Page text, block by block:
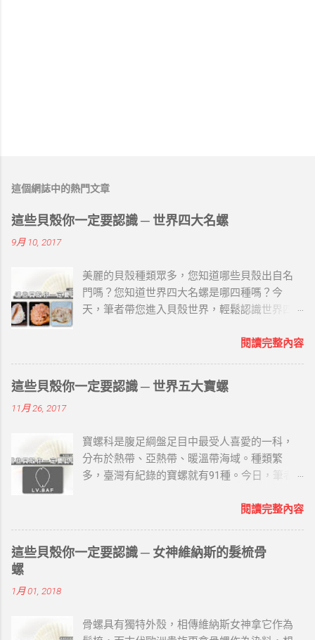
這個網誌中的熱門文章
這些貝殼你一定要認識 ─ 世界四大名螺
9月 10, 2017
美麗的貝殼種類眾多，您知道哪些貝殼出自名
門嗎？您知道世界四大名螺是哪四種嗎？今
天，筆者帶您進入貝殼世界，輕鬆認識世界四
高的觀賞性的收藏價值。以下筆者就用四字訣
海的故鄉原創工作室 （一）名螺家世 就是大法
螺、法螺，屬法螺科，也稱海神法螺，海南民
條明顯的縱脹肋。體層上的螺肋光滑、寬大而
且低平，其間有較深的螺溝及少數細肋。縫合
線深刻，各螺層在縫合線下的螺肋常呈波狀並
褶。殼表為乳白色，有深褐色斑紋和新月形斑
紋。殼口橙褐色，外唇齒間有白色溝槽。軸齒
白色，齒間為深褐色。可作號角。 鳳尾螺分佈
於印度太平洋、日本南部、大洋洲。 （二）名
盛，廣被大眾，且能降魔，故稱「法螺」。
閱讀完整內容
這些貝殼你一定要認識 ─ 世界五大寶螺
11月 26, 2017
寶螺科是腹足綱盤足目中最受人喜愛的一科，
分布於熱帶、亞熱帶、暖溫帶海域。種類繁
多，臺灣有紀錄的寶螺就有91種。今日，筆者
(LV.BAF)的哪些事。 世界五大寶螺 LV.BAF主要
定的，分別是天王寶螺(Leucodon)、王子寶螺
(Valentia)、紅牡丹寶螺(Broderipii)、黃金寶螺
林西那貝亞屬。 殼呈圓球形，背部隆起，前端
閱讀完整內容
這些貝殼你一定要認識 ─ 女神維納斯的髮梳骨
螺
1月 01, 2018
骨螺具有獨特外殼，相傳維納斯女神拿它作為